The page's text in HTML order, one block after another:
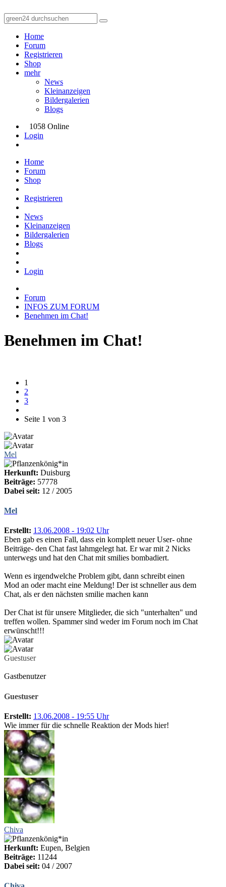
Home
Forum
Registrieren
Shop
mehr
News
Kleinanzeigen
Bildergalerien
Blogs
1058 Online
Login
Home
Forum
Shop
Registrieren
News
Kleinanzeigen
Bildergalerien
Blogs
Login
Forum
INFOS ZUM FORUM
Benehmen im Chat!
Benehmen im Chat!
1
2
3
Seite 1 von 3
Mel
Herkunft: Duisburg
Beiträge: 57778
Dabei seit: 12 / 2005
Mel
Erstellt: 13.06.2008 - 19:02 Uhr
Eben gab es einen Fall, dass ein komplett neuer User- ohne
Beiträge- den Chat fast lahmgelegt hat. Er war mit 2 Nicks
unterwegs und hat den Chat mit smilies bombadiert.
Wenn es irgendwelche Problem gibt, dann schreibt einen
Mod an oder macht eine Meldung! Der ist schneller aus dem
Chat, als er den nächsten smilie machen kann
Der Chat ist für unsere Mitglieder, die sich "unterhalten" und
treffen wollen. Spammer sind weder im Forum noch im Chat
erwünscht!!!
Guestuser
Gastbenutzer
Guestuser
Erstellt: 13.06.2008 - 19:55 Uhr
Wie immer für die schnelle Reaktion der Mods hier!
Chiva
Herkunft: Eupen, Belgien
Beiträge: 11244
Dabei seit: 04 / 2007